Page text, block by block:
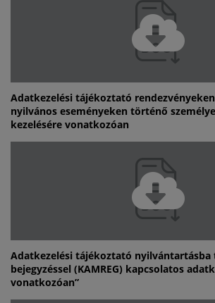
Adatkezelési tájékoztató
nyilvános eseményeken történő
kezelésére vonatkozóan
Adatkezelési tájékoztató nyilvántartásba
bejegyzéssel (KAMREG) kapcsolatos
vonatkozóan”